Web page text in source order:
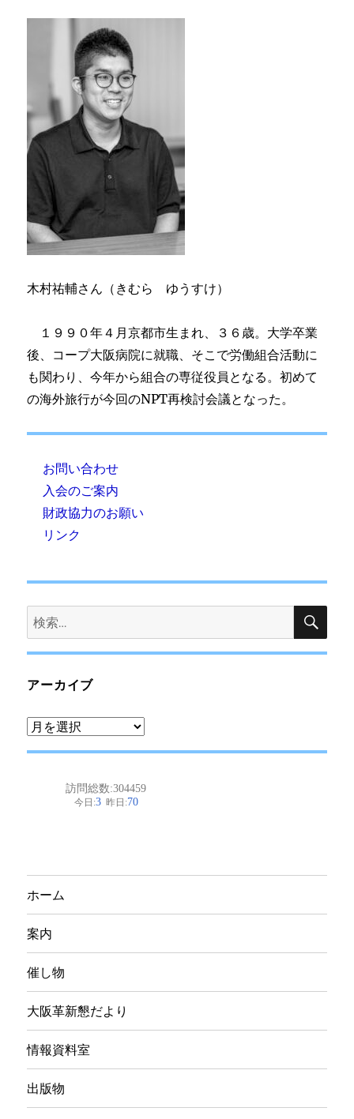
木村祐輔さん（きむら ゆうすけ）
１９９０年４月京都市生まれ、３６歳。大学卒業
後、コープ大阪病院に就職、そこで労働組合活動に
も関わり、今年から組合の専従役員となる。初めて
の海外旅行が今回のNPT再検討会議となった。
お問い合わせ
入会のご案内
財政協力のお願い
リンク
検
索:
検
アーカイブ
ア
ー
ホーム
案内
催し物
大阪革新懇だより
情報資料室
出版物